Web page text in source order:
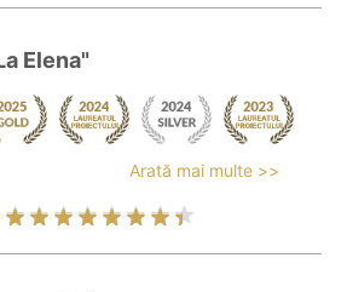
Elena"
Arată mai multe >>